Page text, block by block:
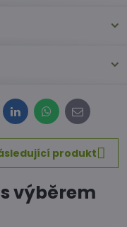
LinkedInWhatsApp
E-
mail
produkt
výběrem